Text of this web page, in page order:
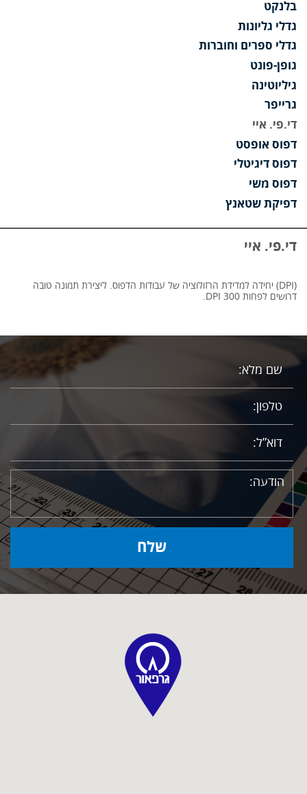
בלנקט
גדלי גליונות
גדלי ספרים וחוברות
גופן-פונט
גיליוטינה
גרייפר
די.פי. איי
דפוס אופסט
דפוס דיגיטלי
דפוס משי
דפיקת שטאנץ
די.פי. איי
(DPIׂ) יחידה למדידת הרזולוציה של עבודות הדפוס. ליצירת תמונה טובה
דרושים לפחות 300 DPI.